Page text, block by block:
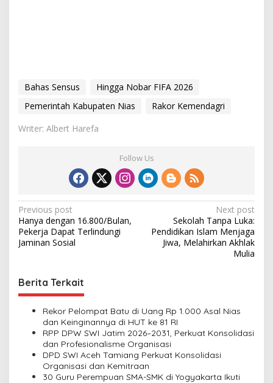
Bahas Sensus
Hingga Nobar FIFA 2026
Pemerintah Kabupaten Nias
Rakor Kemendagri
Writer: Albert Harefa
Follow Us
P
o
s
n
a
Previous post
Hanya dengan 16.800/Bulan,
Pekerja Dapat Terlindungi
Jaminan Sosial
Next post
Sekolah Tanpa Luka:
Pendidikan Islam Menjaga
Jiwa, Melahirkan Akhlak
Mulia
Berita Terkait
Rekor Pelompat Batu di Uang Rp 1.000 Asal Nias
dan Keinginannya di HUT ke 81 RI
RPP DPW SWI Jatim 2026–2031, Perkuat Konsolidasi
dan Profesionalisme Organisasi
DPD SWI Aceh Tamiang Perkuat Konsolidasi
Organisasi dan Kemitraan
30 Guru Perempuan SMA-SMK di Yogyakarta Ikuti